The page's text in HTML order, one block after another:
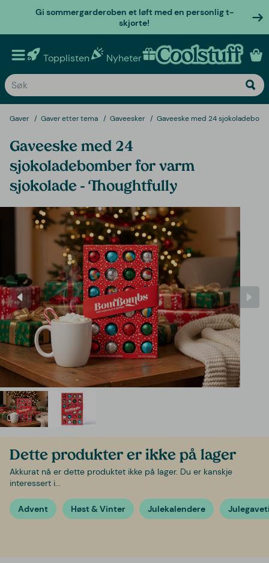
Gi sommergarderoben et løft med en personlig t-
skjorte!
Topplisten Nyheter Personlige gaver
Gaver Gaver etter tema Gaveesker Gaveeske med 24
Gaveeske med 24
sjokoladebomber for varm
sjokolade - Thoughtfully
Dette produkter er ikke på lager
Akkurat nå er dette produktet ikke på lager. Du er kanskje
interessert i...
Advent Høst & Vinter Julekalendere